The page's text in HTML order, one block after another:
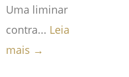
Uma liminar
contra... Leia
mais →